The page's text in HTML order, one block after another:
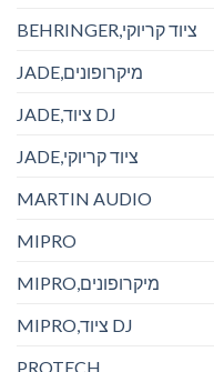
BEHRINGER,ציוד קריוקי
JADE,מיקרופונים
JADE,ציוד DJ
JADE,ציוד קריוקי
MARTIN AUDIO
MIPRO
MIPRO,מיקרופונים
MIPRO,ציוד DJ
PROTECH